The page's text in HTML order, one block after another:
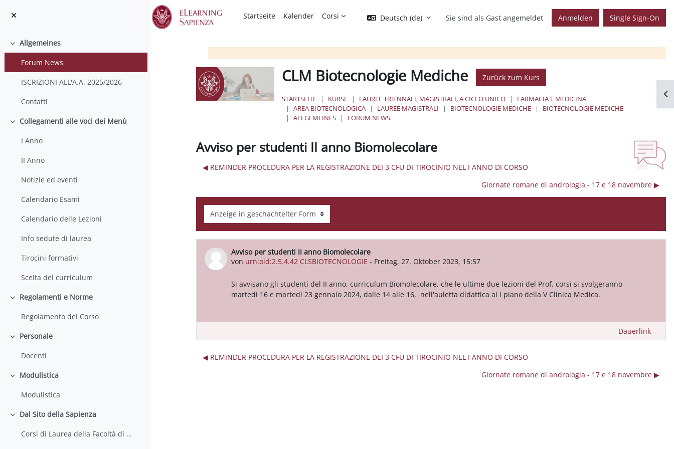
Startseite Kalender Corsi Deutsch ‎(de)‎ Sie sind als Gast angemeldet Anmelden Single Sign-On
Einklappen
Allgemeines
Forum News
ISCRIZIONI ALL'A.A. 2025/2026
Contatti
Einklappen
Collegamenti alle voci dei Menù
I Anno
II Anno
Notizie ed eventi
Calendario Esami
Calendario delle Lezioni
Info sedute di laurea
Tirocini formativi
Scelta del curriculum
Einklappen
Regolamenti e Norme
Regolamento del Corso
Einklappen
Personale
Docenti
Einklappen
Modulistica
Modulistica
Einklappen
Dal Sito della Sapienza
Corsi di Laurea della Facoltà di Farmacia e Medicina
CLM Biotecnologie Mediche Zurück zum Kurs
STARTSEITE KURSE LAUREE TRIENNALI, MAGISTRALI, A CICLO UNICO
FARMACIA E MEDICINA
AREA BIOTECNOLOGICA
LAUREE MAGISTRALI BIOTECNOLOGIE MEDICHE
BIOTECNOLOGIE MEDICHE
ALLGEMEINES
FORUM NEWS
Avviso per studenti II anno Biomolecolare
◀︎ REMINDER PROCEDURA PER LA REGISTRAZIONE DEI 3 CFU DI TIROCINIO NEL I ANNO DI CORSO
Giornate romane di andrologia - 17 e 18 novembre ▶︎
Anzeigemodus
Avviso per studenti II anno Biomolecolare
von urn:oid:2.5.4.42 CLSBIOTECNOLOGIE - Freitag, 27. Oktober 2023, 15:57
Anzahl Antworten: 0
Si avvisano gli studenti del II anno, curriculum Biomolecolare, che le ultime due lezioni del Prof. corsi si svolgeranno
martedì 16 e martedì 23 gennaio 2024, dalle 14 alle 16, nell'auletta didattica al I piano della V Clinica Medica.
Dauerlink
◀︎ REMINDER PROCEDURA PER LA REGISTRAZIONE DEI 3 CFU DI TIROCINIO NEL I ANNO DI CORSO
Giornate romane di andrologia - 17 e 18 novembre ▶︎